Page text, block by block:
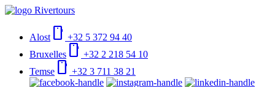
Alost smartphone +32 5 372 94 40
Bruxelles
smartphone +32 2 218 54 10
Temse
smartphone +32 3 711 38 21